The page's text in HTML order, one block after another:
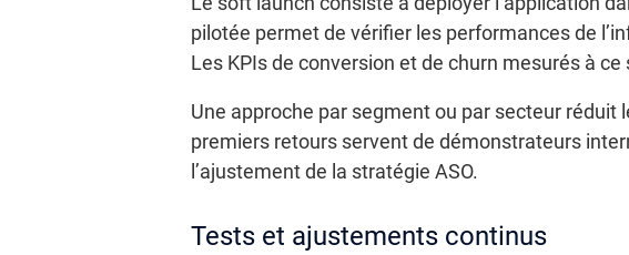
pilotée permet de vérifier les performances de
Les KPIs de conversion et de churn mesurés à
Une approche par segment ou par secteur
premiers retours servent de démonstrateurs
l’ajustement de la stratégie ASO.
Tests et ajustements continus